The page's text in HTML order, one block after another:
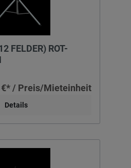
FELDER) ROT-
€* / Preis/Mieteinheit
Details